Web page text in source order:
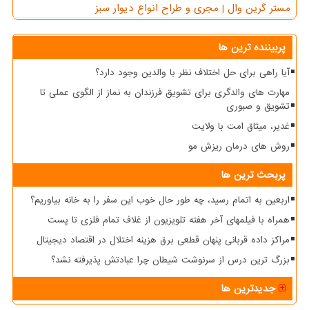
مستر گرین وال | مجری و طراح انواع دیوار سبز
پربیننده ترین ها
آیا راهی برای حل اختلاف نظر با والدین وجود دارد؟
مهارت های والدگری برای تشویق فرزندان به نماز از الگوی عملی تا
تشویق و صبوری
غدیر، میثاق امت با ولایت
روش های درمان ریزش مو
پربحث ترین ها
اربعین به اتمام رسید، چه طور حال خوب این سفر را به خانه بیاوریم؟
همراه با فیلمهای آخر هفته تلویزیون از غلاف تمام فلزی تا پست
مراکز داده قربانی پنهان قطعی برق هزینه اختلال در اقتصاد دیجیتال
بزرگ ترین درس از سرنوشت شیطان چرا عبادتش پذیرفته نشد؟
جدیدترین ها